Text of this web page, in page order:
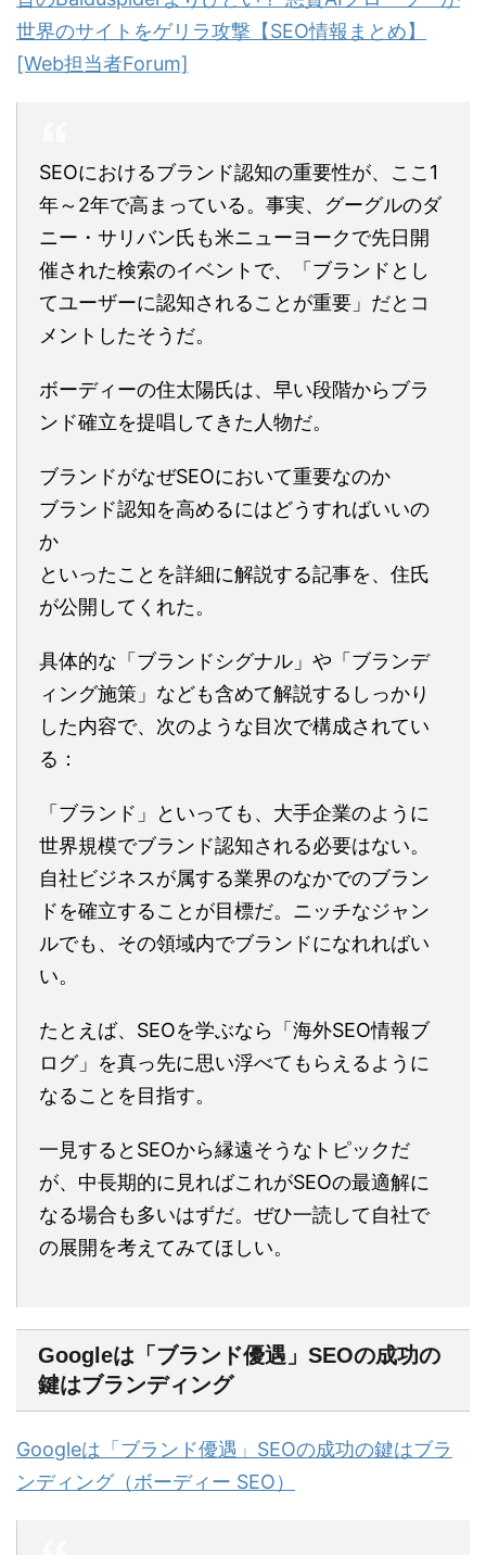
世界のサイトをゲリラ攻撃【SEO情報まとめ】
[Web担当者Forum]
SEOにおけるブランド認知の重要性が、ここ1
年～2年で高まっている。事実、グーグルのダ
ニー・サリバン氏も米ニューヨークで先日開
催された検索のイベントで、「ブランドとし
てユーザーに認知されることが重要」だとコ
メントしたそうだ。
ボーディーの住太陽氏は、早い段階からブラ
ンド確立を提唱してきた人物だ。
ブランドがなぜSEOにおいて重要なのか
ブランド認知を高めるにはどうすればいいの
か
といったことを詳細に解説する記事を、住氏
が公開してくれた。
具体的な「ブランドシグナル」や「ブランデ
ィング施策」なども含めて解説するしっかり
した内容で、次のような目次で構成されてい
る：
「ブランド」といっても、大手企業のように
世界規模でブランド認知される必要はない。
自社ビジネスが属する業界のなかでのブラン
ドを確立することが目標だ。ニッチなジャン
ルでも、その領域内でブランドになれればい
い。
たとえば、SEOを学ぶなら「海外SEO情報ブ
ログ」を真っ先に思い浮べてもらえるように
なることを目指す。
一見するとSEOから縁遠そうなトピックだ
が、中長期的に見ればこれがSEOの最適解に
なる場合も多いはずだ。ぜひ一読して自社で
の展開を考えてみてほしい。
Googleは「ブランド優遇」SEOの成功の
鍵はブランディング
Googleは「ブランド優遇」SEOの成功の鍵はブラ
ンディング（ボーディー SEO）